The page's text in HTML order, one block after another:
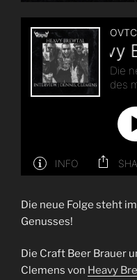
Die neue Folge steht
Genusses!
Die Craft Beer Brauer
Clemens von Heavy